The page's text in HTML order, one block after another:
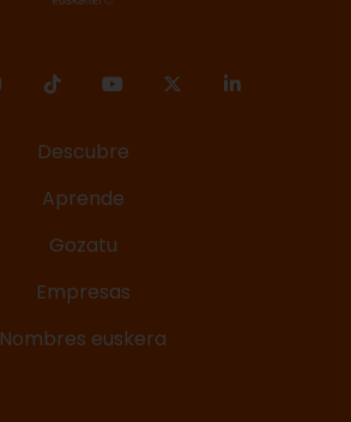
Descubre
Aprende
Gozatu
Empresas
Nombres euskera